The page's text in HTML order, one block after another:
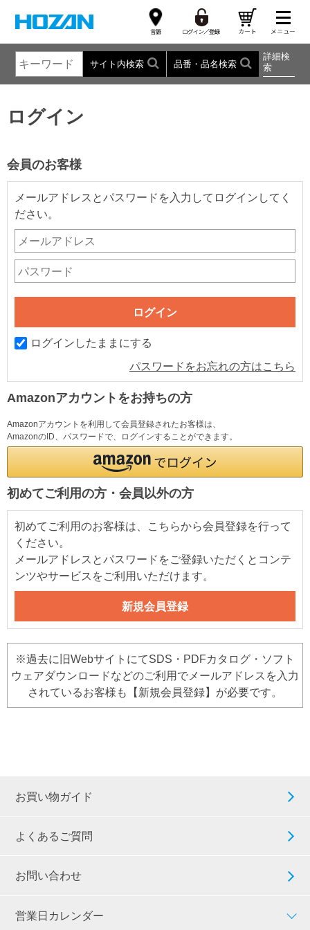
サイト内検索 品番・品名検索
詳細検
索
ログイン
会員のお客様
メールアドレスとパスワードを入力してログインしてく
ださい。
ログインしたままにする
パスワードをお忘れの方はこちら
Amazonアカウントをお持ちの方
Amazonアカウントを利用して会員登録されたお客様は、
AmazonのID、パスワードで、ログインすることができます。
初めてご利用の方・会員以外の方
初めてご利用のお客様は、こちらから会員登録を行って
ください。
メールアドレスとパスワードをご登録いただくとコンテ
ンツやサービスをご利用いただけます。
※過去に旧WebサイトにてSDS・PDFカタログ・ソフト
ウェアダウンロードなどのご利用でメールアドレスを入力
されているお客様も【新規会員登録】が必要です。
お買い物ガイド
よくあるご質問
お問い合わせ
営業日カレンダー